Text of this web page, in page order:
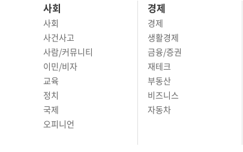
사회
사회
사건사고
사람/커뮤니티
이민/비자
교육
정치
국제
오피니언
경제
경제
생활경제
금융/증권
재테크
부동산
비즈니스
자동차